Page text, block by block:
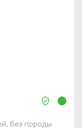
без породы